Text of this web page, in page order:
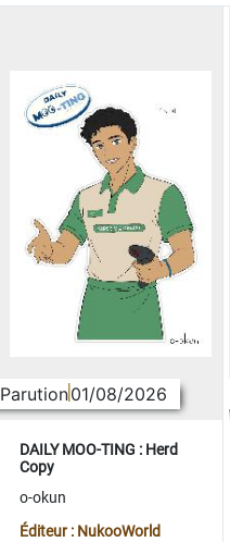
Parution01/08/2026
DAILY MOO-TING : Herd
Copy
o-okun
Éditeur : NukooWorld